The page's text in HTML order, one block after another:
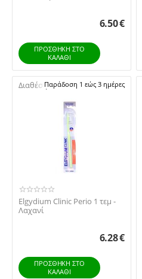
6.50€
ΠΡΟΣΘΉΚΗ ΣΤΟ
ΚΑΛΆΘΙ
Διαθέσιμο:Παράδοση 1 εώς 3 ημέρες
Elgydium Clinic Perio 1 τεμ -
Λαχανί
6.28€
ΠΡΟΣΘΉΚΗ ΣΤΟ
ΚΑΛΆΘΙ